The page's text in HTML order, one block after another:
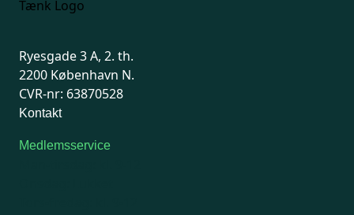
Ryesgade 3 A, 2. th.
2200 København N.
CVR-nr: 63870528
Kontakt
Medlemsservice